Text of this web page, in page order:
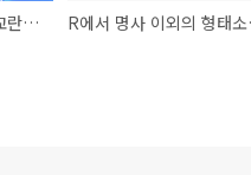
SKT Github 생태계 교란 프로모션 이슈 (updated. 2019/8/1) R